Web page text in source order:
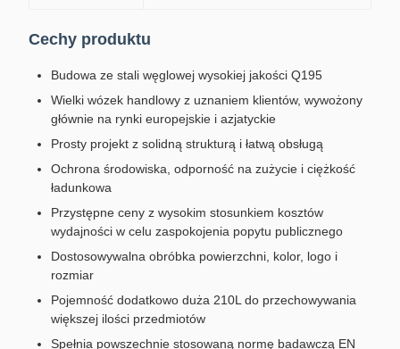
Cechy produktu
Budowa ze stali węglowej wysokiej jakości Q195
Wielki wózek handlowy z uznaniem klientów, wywożony
głównie na rynki europejskie i azjatyckie
Prosty projekt z solidną strukturą i łatwą obsługą
Ochrona środowiska, odporność na zużycie i ciężkość
ładunkowa
Przystępne ceny z wysokim stosunkiem kosztów
wydajności w celu zaspokojenia popytu publicznego
Dostosowywalna obróbka powierzchni, kolor, logo i
rozmiar
Pojemność dodatkowo duża 210L do przechowywania
większej ilości przedmiotów
Spełnia powszechnie stosowaną normę badawczą EN